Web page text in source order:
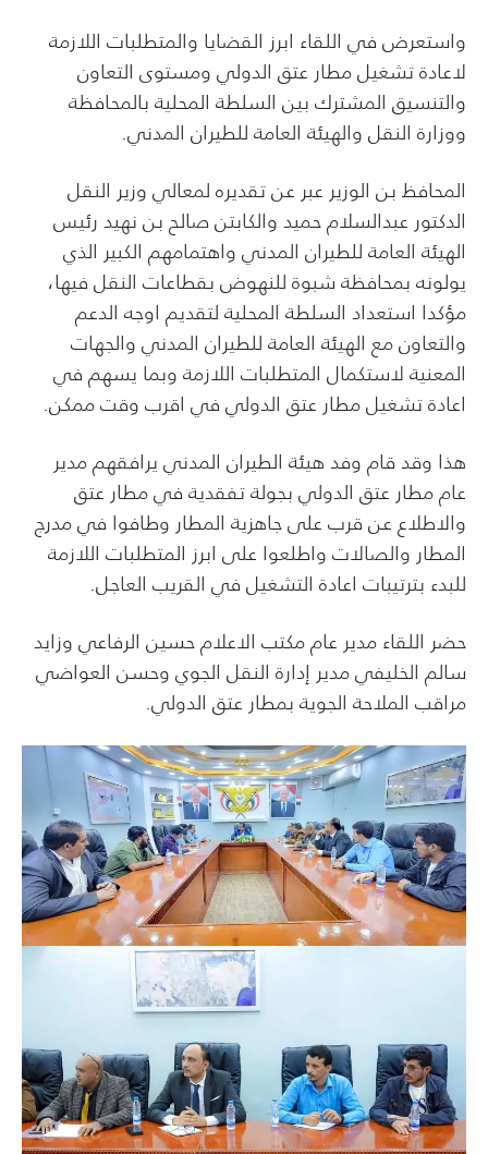
واستعرض في اللقاء ابرز القضايا والمتطلبات اللازمة
لاعادة تشغيل مطار عتق الدولي ومستوى التعاون
والتنسيق المشترك بين السلطة المحلية بالمحافظة
ووزارة النقل والهيئة العامة للطيران المدني.
المحافظ بن الوزير عبر عن تقديره لمعالي وزير النقل
الدكتور عبدالسلام حميد والكابتن صالح بن نهيد رئيس
الهيئة العامة للطيران المدني واهتمامهم الكبير الذي
يولونه بمحافظة شبوة للنهوض بقطاعات النقل فيها،
مؤكدا استعداد السلطة المحلية لتقديم اوجه الدعم
والتعاون مع الهيئة العامة للطيران المدني والجهات
المعنية لاستكمال المتطلبات اللازمة وبما يسهم في
اعادة تشغيل مطار عتق الدولي في اقرب وقت ممكن.
هذا وقد قام وفد هيئة الطيران المدني يرافقهم مدير
عام مطار عتق الدولي بجولة تفقدية في مطار عتق
والاطلاع عن قرب على جاهزية المطار وطافوا في مدرج
المطار والصالات واطلعوا على ابرز المتطلبات اللازمة
للبدء بترتيبات اعادة التشغيل في القريب العاجل.
حضر اللقاء مدير عام مكتب الاعلام حسين الرفاعي وزايد
سالم الخليفي مدير إدارة النقل الجوي وحسن العواضي
مراقب الملاحة الجوية بمطار عتق الدولي.